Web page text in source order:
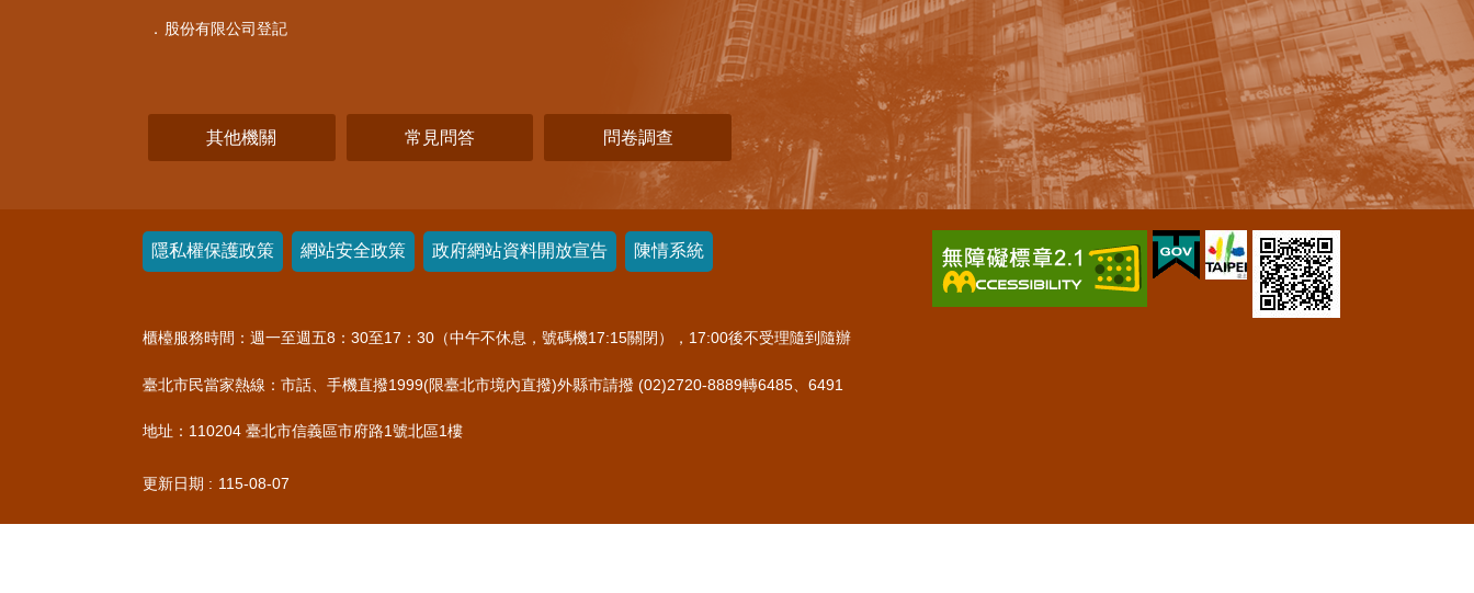
股份有限公司登記
其他機關 常見問答 問卷調查
隱私權保護政策 網站安全政策 政府網站資料開放宣告 陳情系統
櫃檯服務時間：週一至週五8：30至17：30（中午不休息，號碼機17:15關閉），17:00後不受理隨到隨辦
臺北市民當家熱線：市話、手機直撥1999(限臺北市境內直撥)外縣市請撥 (02)2720-8889轉6485、6491
地址：110204 臺北市信義區市府路1號北區1樓
更新日期 115-08-07